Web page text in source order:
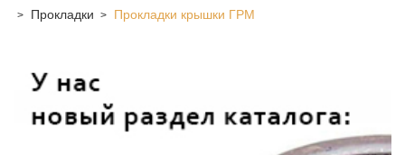
Прокладки
Прокладки крышки ГРМ